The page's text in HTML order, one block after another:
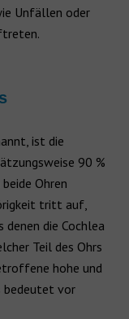
Unfällen oder
ist die
90 %
Ohren
tritt auf,
denen die Cochlea
Teil des Ohrs
hohe und
bedeutet vor